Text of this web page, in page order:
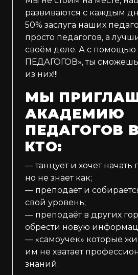
развиваются с каждым
50% заслуга наших
просто педагогов, а
своём деле. А с
ПЕДАГОГОВ», ты сможешь
из них!!!
МЫ
АКАДЕМИЮ
ПЕДАГОГОВ
КТО:
— танцует и хочет начать
но не знает как;
— преподаёт и
свой уровень;
— преподаёт в других
обрести новую
— «самоучек» которые
им не хватает
знаний; ⠀